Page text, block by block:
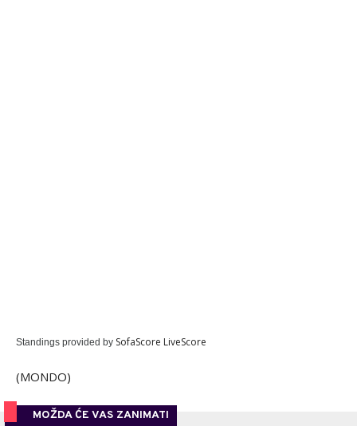
Standings provided by SofaScore LiveScore
(MONDO)
MOŽDA ĆE VAS ZANIMATI